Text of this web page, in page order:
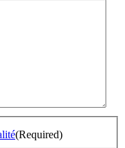
(Required)